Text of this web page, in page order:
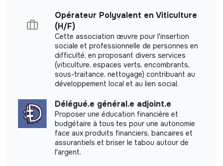
Referenced by Shift Your Job.
Member of the Mouvement Impact
France.
Documents
Document presenting the social and
environmental objectives
Opérateur Polyvalent en Viticulture
(H/F)
Cette association œuvre pour l'insertion
sociale et professionnelle de personnes en
difficulté, en proposant divers services
(viticulture, espaces verts, encombrants,
sous-traitance, nettoyage) contribuant au
développement local et au lien social.
Délégué.e général.e adjoint.e
Proposer une éducation financière et
budgétaire à tous·tes pour une autonomie
face aux produits financiers, bancaires et
assurantiels et briser le tabou autour de
l'argent.